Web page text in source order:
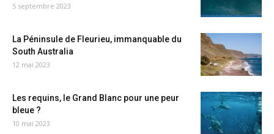
5 septembre 2023
La Péninsule de Fleurieu, immanquable du
South Australia
12 mai 2023
Les requins, le Grand Blanc pour une peur
bleue ?
10 mai 2023